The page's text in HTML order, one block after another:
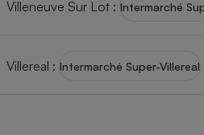
Villeneuve Sur Lot : Intermarché
Villereal : Intermarché Super-Villereal